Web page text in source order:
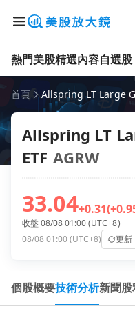
熱門美股精選內容自選股
首頁 Allspring LT Large
Allspring LT
ETF AGRW
33.04+0.31
收盤 08/08 01:00 (UTC+8)
08/08 01:00 (UTC+8)
更新
個股概要技術分析新聞